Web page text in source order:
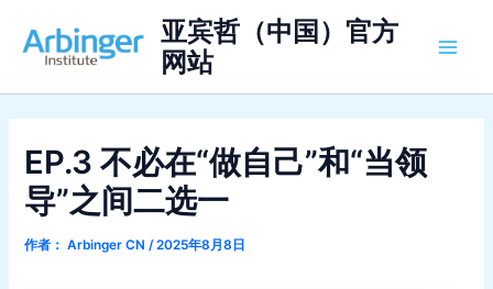
容
亚宾哲（中国）官方
网站
EP.3 不必在“做自己”和“当领
导”之间二选一
作者： Arbinger CN/2025年8月8日